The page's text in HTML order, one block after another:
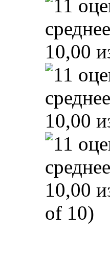
of 10)